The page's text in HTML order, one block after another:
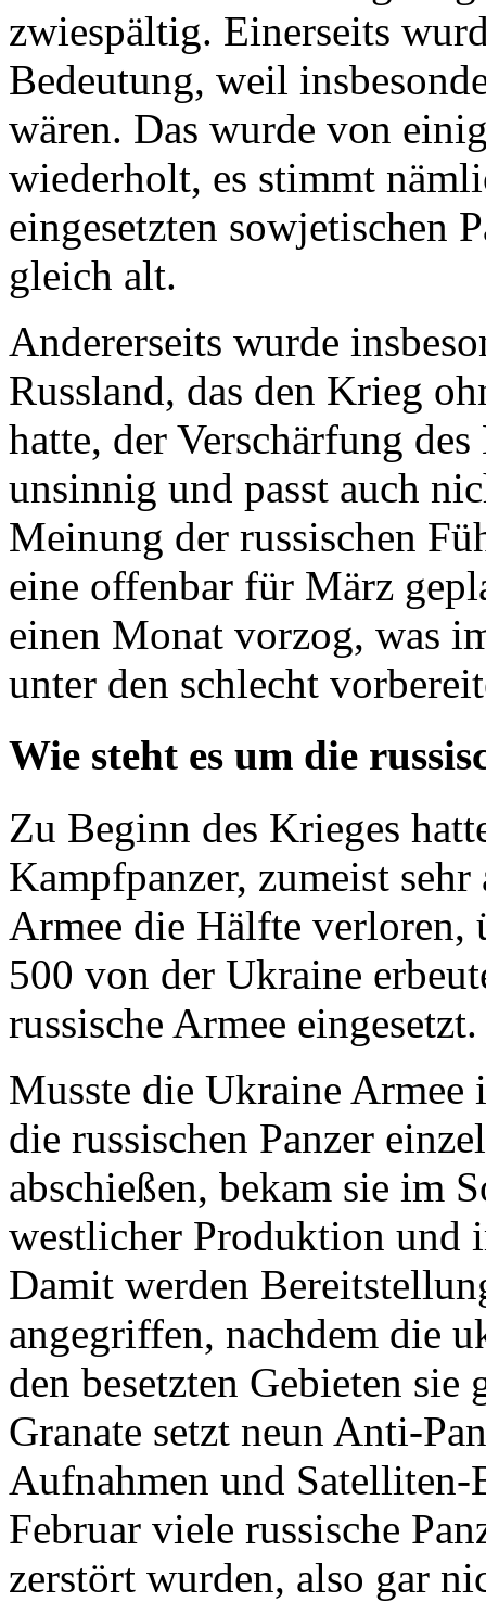
zwiespältig. Einerseits
Bedeutung, weil
wären. Das wurde von
wiederholt, es stimmt
eingesetzten sowjetischen
gleich alt.
Andererseits wurde
Russland, das den Krieg
hatte, der Verschärfung
unsinnig und passt auch
Meinung der russischen
eine offenbar für März
einen Monat vorzog, was
unter den schlecht
Wie steht es um die
Zu Beginn des Krieges
Kampfpanzer, zumeist
Armee die Hälfte verloren,
500 von der Ukraine
russische Armee eingesetzt.
Musste die Ukraine
die russischen Panzer
abschießen, bekam sie im
westlicher Produktion und
Damit werden
angegriffen, nachdem die
den besetzten Gebieten
Granate setzt neun Anti-
Aufnahmen und Satelliten-
Februar viele russische
zerstört wurden, also gar